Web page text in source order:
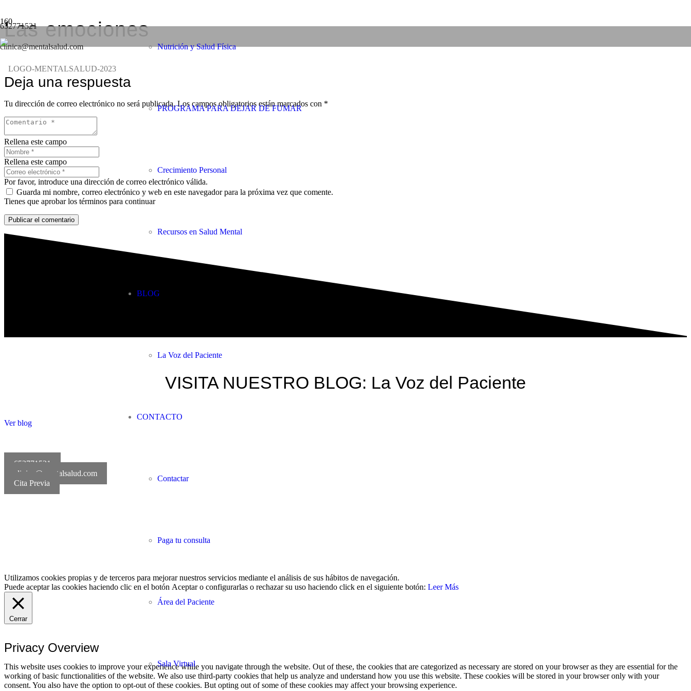
652771521
clinica@mentalsalud.com Nutrición y Salud Física
PROGRAMA PARA DEJAR DE FUMAR
Crecimiento Personal
Recursos en Salud Mental
BLOG
La Voz del Paciente
CONTACTO
Contactar
Paga tu consulta
Área del Paciente
Sala Virtual
Las emociones
Deja una respuesta
Tu dirección de correo electrónico no será publicada. Los campos obligatorios están marcados con *
Rellena este campo
Rellena este campo
Por favor, introduce una dirección de correo electrónico válida.
Guarda mi nombre, correo electrónico y web en este navegador para la próxima vez que comente.
Tienes que aprobar los términos para continuar
Publicar el comentario
VISITA NUESTRO BLOG: La Voz del Paciente
Ver blog
652771521
clinica@mentalsalud.com
Cita Previa
Utilizamos cookies propias y de terceros para mejorar nuestros servicios mediante el análisis de sus hábitos de navegación.
Puede aceptar las cookies haciendo clic en el botón Aceptaro configurarlas o rechazar su uso haciendo click en el siguiente botón: Leer Más
Cerrar
Privacy Overview
This website uses cookies to improve your experience while you navigate through the website. Out of these, the cookies that are categorized as necessary are stored on your browser as they are essential for the
working of basic functionalities of the website. We also use third-party cookies that help us analyze and understand how you use this website. These cookies will be stored in your browser only with your
consent. You also have the option to opt-out of these cookies. But opting out of some of these cookies may affect your browsing experience.